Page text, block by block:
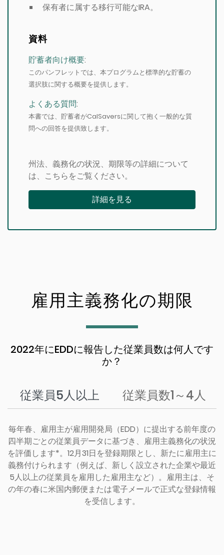
保有者に属する移行可能なIRA。
資料
貯蓄者向け概要:
このパンフレットでは、本プログラムと標準的な貯蓄の
選択肢に関する概要を提供します。
よくある質問:
本書では、貯蓄者がCalSaversに関して抱く一般的な質
問への回答を提供致します。
州法、義務化の状況、期限等の詳細について
は、こちらをご覧ください。
詳細を見る
雇用主義務化の期限
2022年にEDDに報告した従業員数は何人です
か？
従業員5人以上 従業員数1～4人
毎年春、雇用主が雇用開発局（EDD）に提出する前年度の
四半期ごとの従業員データに基づき、雇用主義務化の状況
を評価します*。12月31日を登録期限とし、新たに雇用主に
義務付けられます（例えば、新しく設立された企業や最近
5人以上の従業員を雇用した雇用主など）。雇用主は、そ
の年の春に米国内郵便または電子メールで正式な登録情報
を受信します。